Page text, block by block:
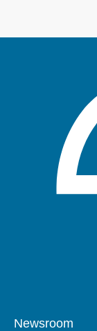
Pied
Newsroom